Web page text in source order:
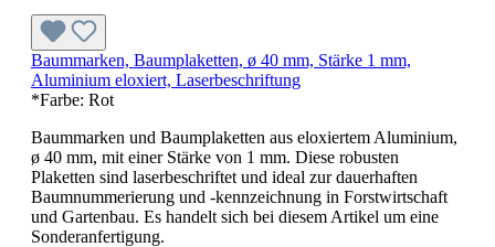
Baummarken, Baumplaketten, ø 40 mm, Stärke 1 mm,
Aluminium eloxiert, Laserbeschriftung
*Farbe: Rot
Baummarken und Baumplaketten aus eloxiertem Aluminium,
ø 40 mm, mit einer Stärke von 1 mm. Diese robusten
Plaketten sind laserbeschriftet und ideal zur dauerhaften
Baumnummerierung und -kennzeichnung in Forstwirtschaft
und Gartenbau. Es handelt sich bei diesem Artikel um eine
Sonderanfertigung.